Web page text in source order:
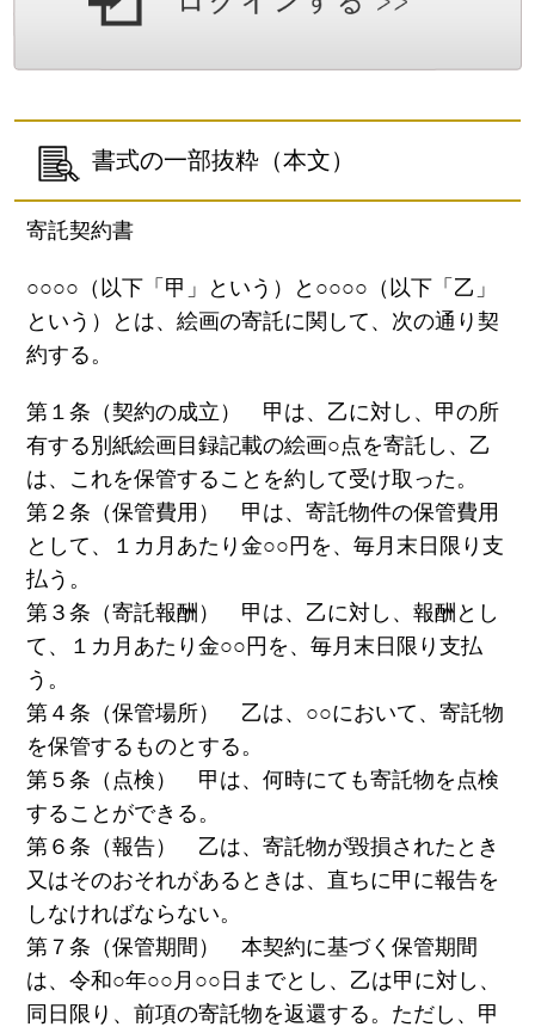
書式の一部抜粋（本文）
寄託契約書
○○○○（以下「甲」という）と○○○○（以下「乙」
という）とは、絵画の寄託に関して、次の通り契
約する。
第１条（契約の成立） 甲は、乙に対し、甲の所
有する別紙絵画目録記載の絵画○点を寄託し、乙
は、これを保管することを約して受け取った。
第２条（保管費用） 甲は、寄託物件の保管費用
として、１カ月あたり金○○円を、毎月末日限り支
払う。
第３条（寄託報酬） 甲は、乙に対し、報酬とし
て、１カ月あたり金○○円を、毎月末日限り支払
う。
第４条（保管場所） 乙は、○○において、寄託物
を保管するものとする。
第５条（点検） 甲は、何時にても寄託物を点検
することができる。
第６条（報告） 乙は、寄託物が毀損されたとき
又はそのおそれがあるときは、直ちに甲に報告を
しなければならない。
第７条（保管期間） 本契約に基づく保管期間
は、令和○年○○月○○日までとし、乙は甲に対し、
同日限り、前項の寄託物を返還する。ただし、甲